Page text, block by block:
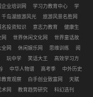
企业培训网 学习力教育中心
学
千岛湖旅游风光
旅游风景名胜网
名投资知识 意志力教育
健康生
世界休闲文化网
世界童话故
全网 休闲娱乐网 思维训练
阅
玩中学 笑话大王
高效学习方
中华人物谱 高考季
中外历史
教育观察 白手创业致富网
天赋
术网 教育趋势研究
科幻选刊